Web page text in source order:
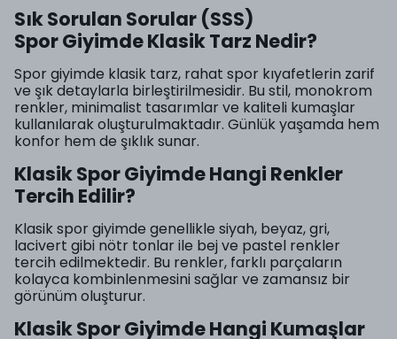
Sık Sorulan Sorular (SSS)
Spor Giyimde Klasik Tarz Nedir?
Spor giyimde klasik tarz, rahat spor kıyafetlerin zarif
ve şık detaylarla birleştirilmesidir. Bu stil, monokrom
renkler, minimalist tasarımlar ve kaliteli kumaşlar
kullanılarak oluşturulmaktadır. Günlük yaşamda hem
konfor hem de şıklık sunar.
Klasik Spor Giyimde Hangi Renkler
Tercih Edilir?
Klasik spor giyimde genellikle siyah, beyaz, gri,
lacivert gibi nötr tonlar ile bej ve pastel renkler
tercih edilmektedir. Bu renkler, farklı parçaların
kolayca kombinlenmesini sağlar ve zamansız bir
görünüm oluşturur.
Klasik Spor Giyimde Hangi Kumaşlar